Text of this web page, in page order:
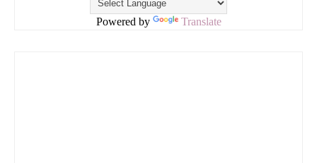
Powered by Translate